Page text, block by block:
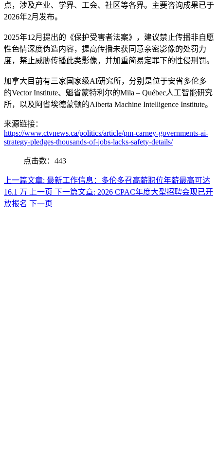
点，涉及产业、学界、工会、社区等各界。主要咨询成果已于
2026年2月发布。
2025年12月提出的《保护受害者法案》，建议禁止传播非自愿
性色情深度伪造内容，提高传播未获同意亲密影像的处罚力
度，禁止威胁传播此类影像，并加重简易定罪下的性侵刑罚。
加拿大目前有三家国家级AI研究所，分别是位于安省多伦多
的Vector Institute、魁省蒙特利尔的Mila – Québec人工智能研究
所，以及阿省埃德蒙顿的Alberta Machine Intelligence Institute。
来源链接：
https://www.ctvnews.ca/politics/article/pm-carney-governments-ai-
strategy-pledges-thousands-of-jobs-lacks-safety-details/
点击数：443
上一篇文章: 最新工作信息：多伦多召高薪职位年薪最高可达
16.1 万
上一页 下一篇文章: 2026 CPAC年度大型招聘会现已开
放报名 下一页